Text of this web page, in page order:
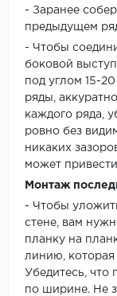
- Заранее
предыдущем
- Чтобы
боковой
под углом 15-
ряды,
каждого ряда,
ровно без
никаких
может
Монтаж
- Чтобы
стене, вам
планку на
линию, которая
Убедитесь, что
по ширине. Не